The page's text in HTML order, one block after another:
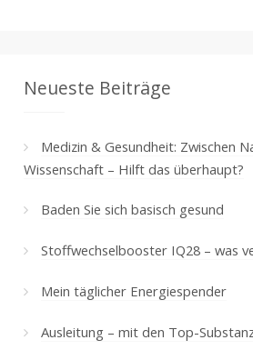
Neueste Beiträge
Medizin & Gesundheit: Zwischen
Wissenschaft – Hilft das überhaupt?
Baden Sie sich basisch gesund
Stoffwechselbooster IQ28 – was
Mein täglicher Energiespender
Ausleitung – mit den Top-